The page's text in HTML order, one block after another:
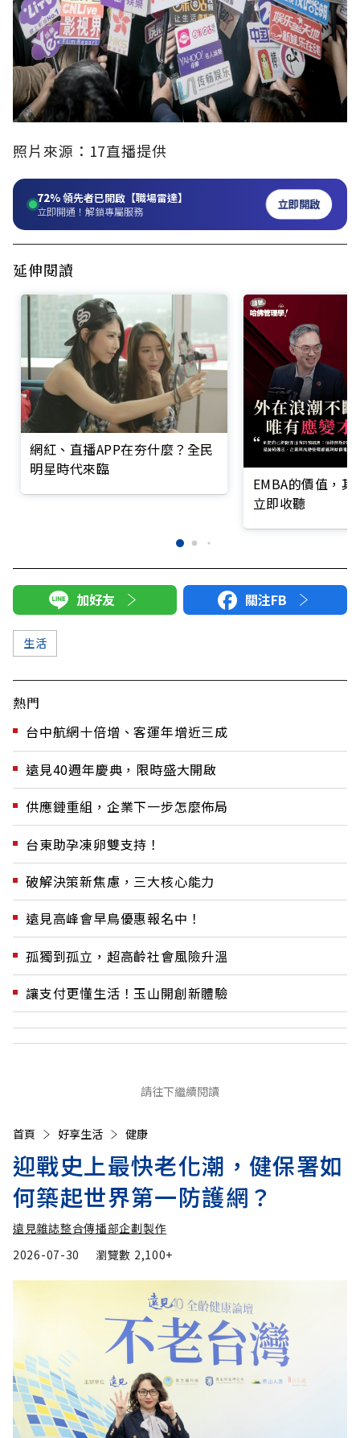
照片來源：17直播提供
72%領先者已開啟【職場雷達】
立即開通！解鎖專屬服務 立即開啟
延伸閱讀
網紅、直播APP在夯什麼？全民
明星時代來臨
EMBA的價值，
立即收聽
加好友 關注FB
生活
熱門
台中航網十倍增、客運年增近三成
遠見40週年慶典，限時盛大開啟
供應鏈重組，企業下一步怎麼佈局
台東助孕凍卵雙支持！
破解決策新焦慮，三大核心能力
遠見高峰會早鳥優惠報名中！
孤獨到孤立，超高齡社會風險升溫
讓支付更懂生活！玉山開創新體驗
請往下繼續閱讀
首頁 好享生活 健康
迎戰史上最快老化潮，健保署如
何築起世界第一防護網？
遠見雜誌整合傳播部企劃製作
2026-07-30
瀏覽數 2,100+